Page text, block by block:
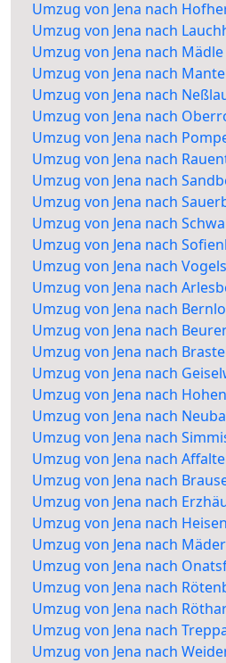
Umzug von Jena nach
Umzug von Jena nach
Umzug von Jena nach Mädle
Umzug von Jena nach
Umzug von Jena nach
Umzug von Jena nach
Umzug von Jena nach
Umzug von Jena nach
Umzug von Jena nach
Umzug von Jena nach
Umzug von Jena nach
Umzug von Jena nach
Umzug von Jena nach
Umzug von Jena nach
Umzug von Jena nach
Umzug von Jena nach
Umzug von Jena nach
Umzug von Jena nach
Umzug von Jena nach
Umzug von Jena nach
Umzug von Jena nach
Umzug von Jena nach
Umzug von Jena nach
Umzug von Jena nach
Umzug von Jena nach
Umzug von Jena nach
Umzug von Jena nach
Umzug von Jena nach
Umzug von Jena nach
Umzug von Jena nach
Umzug von Jena nach